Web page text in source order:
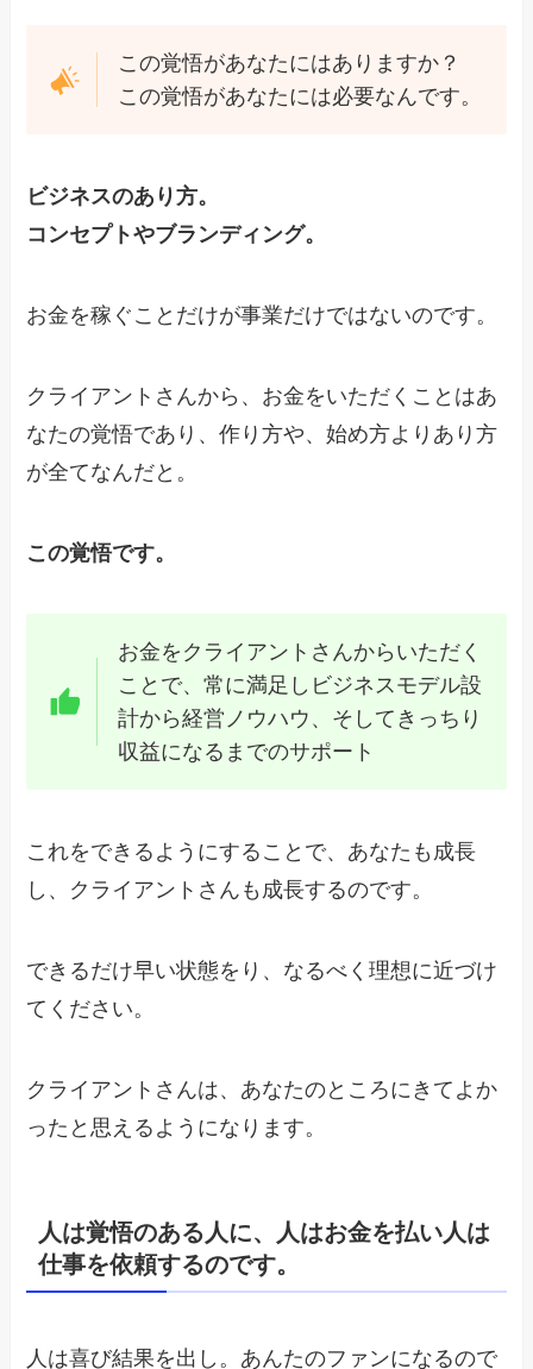
この覚悟があなたにはありますか？
この覚悟があなたには必要なんです。
ビジネスのあり方。
コンセプトやブランディング。
お金を稼ぐことだけが事業だけではないのです。
クライアントさんから、お金をいただくことはあ
なたの覚悟であり、作り方や、始め方よりあり方
が全てなんだと。
この覚悟です。
お金をクライアントさんからいただく
ことで、常に満足しビジネスモデル設
計から経営ノウハウ、そしてきっちり
収益になるまでのサポート
これをできるようにすることで、あなたも成長
し、クライアントさんも成長するのです。
できるだけ早い状態をり、なるべく理想に近づけ
てください。
クライアントさんは、あなたのところにきてよか
ったと思えるようになります。
人は覚悟のある人に、人はお金を払い人は
仕事を依頼するのです。
人は喜び結果を出し。あんたのファンになるので